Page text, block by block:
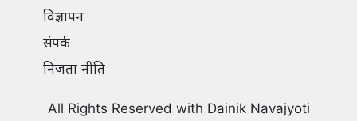
विज्ञापन
संपर्क
निजता नीति
All Rights Reserved with Dainik Navajyoti